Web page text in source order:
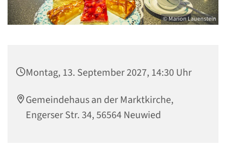
© Marion Lauenstein
Montag, 13. September 2027, 14:30 Uhr
Gemeindehaus an der Marktkirche,
Engerser Str. 34, 56564 Neuwied